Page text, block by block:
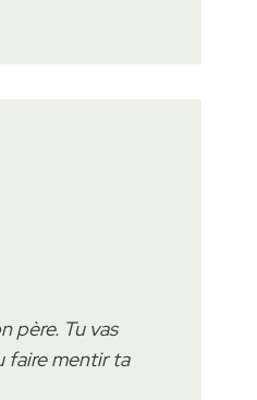
père. Tu vas
faire mentir ta